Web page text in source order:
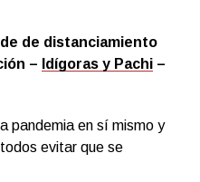
de distanciamiento
– Idígoras y Pachi –
pandemia en sí mismo y
evitar que se